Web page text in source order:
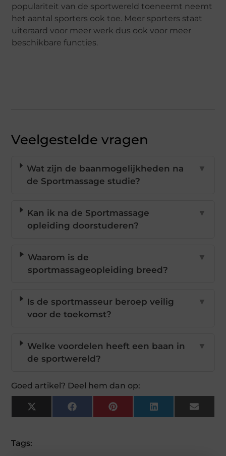
populariteit van de sportwereld toeneemt neemt
het aantal sporters ook toe. Meer sporters staat
uiteraard voor meer werk dus ook voor meer
beschikbare functies.
Veelgestelde vragen
Wat zijn de baanmogelijkheden na
de Sportmassage studie?
▼
Kan ik na de Sportmassage
opleiding doorstuderen?
▼
Waarom is de
sportmassageopleiding breed?
▼
Is de sportmasseur beroep veilig
voor de toekomst?
▼
Welke voordelen heeft een baan in
de sportwereld?
▼
Goed artikel? Deel hem dan op:
X
(Twitter)
FacebookPinterestLinkedInEmail
Tags: